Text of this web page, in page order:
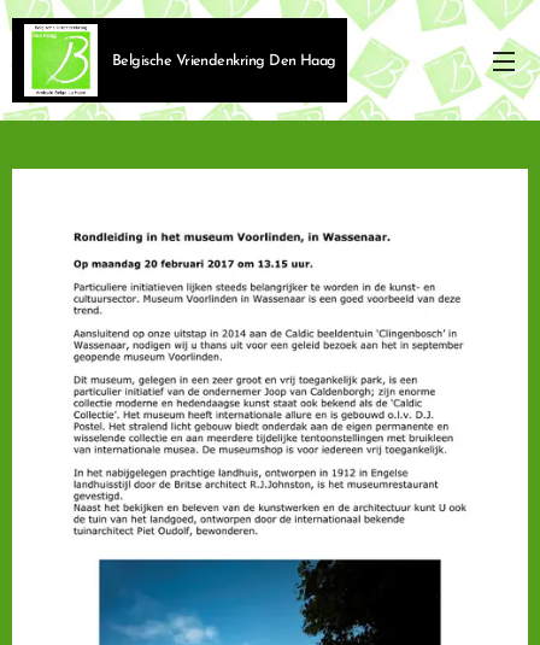
Belgische Vriendenkring Den Haag